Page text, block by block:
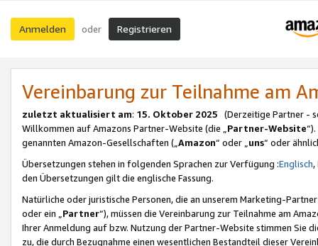
Anmelden oder Registrieren
Vereinbarung zur Teilnahme am
zuletzt aktualisiert am: 15. Oktober 2025 (Derzeitige Partner -
Willkommen auf Amazons Partner-Website (die „Partner-Website
genannten Amazon-Gesellschaften („Amazon“ oder „uns“ oder
Übersetzungen stehen in folgenden Sprachen zur Verfügung :Englisch,
den Übersetzungen gilt die englische Fassung.
Natürliche oder juristische Personen, die an unserem Marketing-
oder ein „Partner“), müssen die Vereinbarung zur Teilnahme am
Ihrer Anmeldung auf bzw. Nutzung der Partner-Website stimmen Sie
zu, die durch Bezugnahme einen wesentlichen Bestandteil dieser